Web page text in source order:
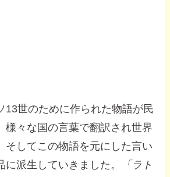
13世のために作られた物語が民
様々な国の言葉で翻訳され世界
そしてこの物語を元にした言い
派生していきました。
「ラト